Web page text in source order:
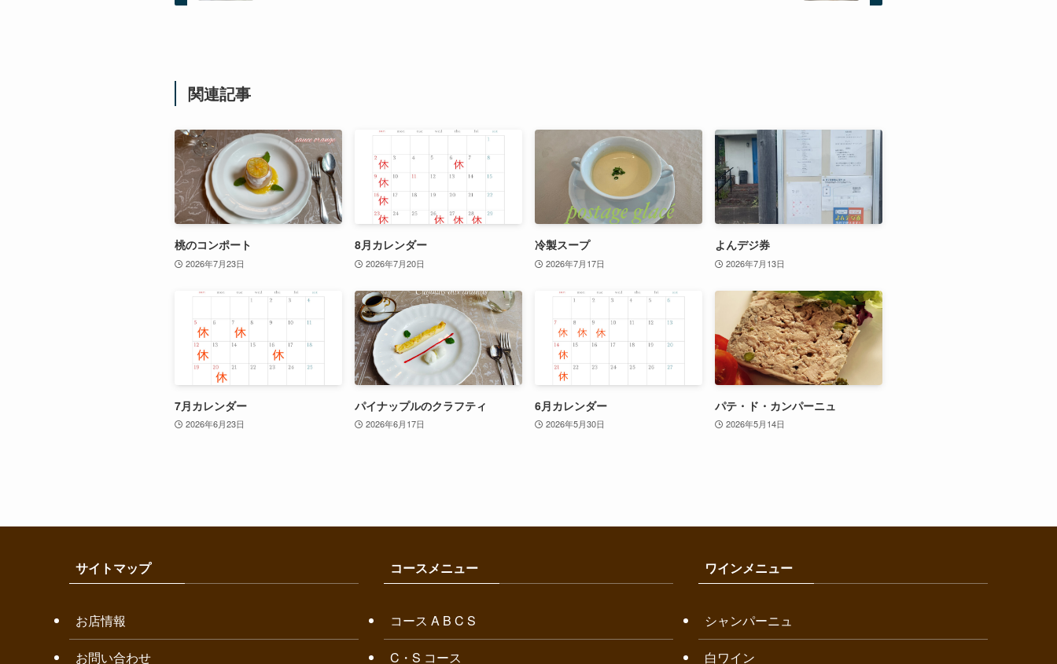
関連記事
桃のコンポート
2026年7月23日
8月カレンダー
2026年7月20日
冷製スープ
2026年7月17日
よんデジ券
2026年7月13日
7月カレンダー
2026年6月23日
パイナップルのクラフティ
2026年6月17日
6月カレンダー
2026年5月30日
パテ・ド・カンパーニュ
2026年5月14日
サイトマップ
お店情報
お問い合わせ
コースメニュー
コース A B C S
C・S コース
ワインメニュー
シャンパーニュ
白ワイン